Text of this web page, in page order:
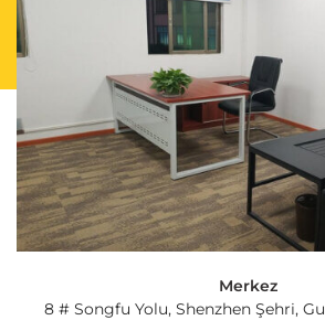
Merkez
8 # Songfu Yolu, Shenzhen Şehri,